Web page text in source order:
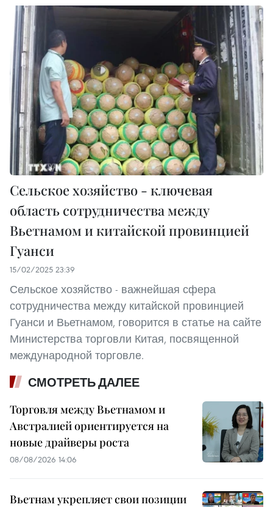
Сельское хозяйство - ключевая
область сотрудничества между
Вьетнамом и китайской провинцией
Гуанси
15/02/2025 23:39
Сельское хозяйство - важнейшая сфера
сотрудничества между китайской провинцией
Гуанси и Вьетнамом, говорится в статье на сайте
Министерства торговли Китая, посвященной
международной торговле.
СМОТРЕТЬ ДАЛЕЕ
Торговля между Вьетнамом и
Австралией ориентируется на
новые драйверы роста
08/08/2026 14:06
Вьетнам укрепляет свои позиции